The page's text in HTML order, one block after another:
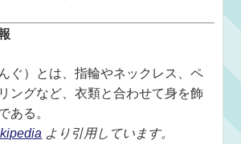
ぐ）とは、指輪やネックレス、ペ
ングなど、衣類と合わせて身を飾
ある。
より引用しています。